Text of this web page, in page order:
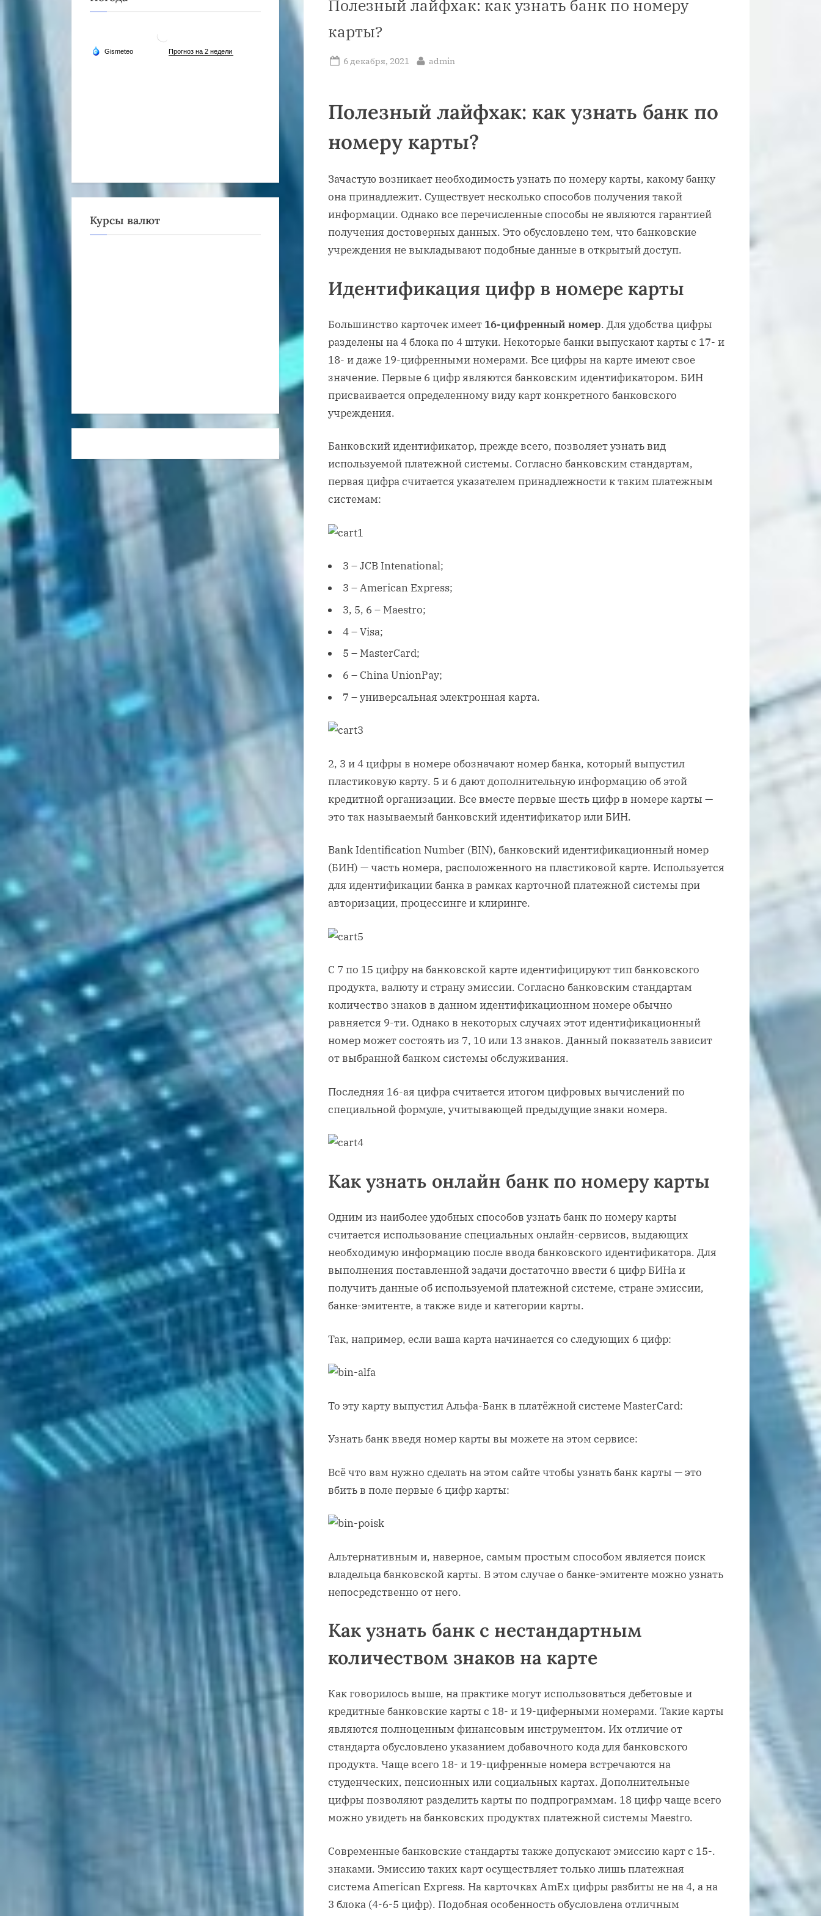
Полезный лайфхак: как узнать банк по номеру
карты?
Posted
6 декабря, 2021 By
admin
Полезный лайфхак: как узнать банк по
номеру карты?
Зачастую возникает необходимость узнать по номеру карты, какому банку
она принадлежит. Существует несколько способов получения такой
информации. Однако все перечисленные способы не являются гарантией
получения достоверных данных. Это обусловлено тем, что банковские
учреждения не выкладывают подобные данные в открытый доступ.
Идентификация цифр в номере карты
Большинство карточек имеет 16-цифренный номер. Для удобства цифры
разделены на 4 блока по 4 штуки. Некоторые банки выпускают карты с 17- и
18- и даже 19-цифренными номерами. Все цифры на карте имеют свое
значение. Первые 6 цифр являются банковским идентификатором. БИН
присваивается определенному виду карт конкретного банковского
учреждения.
Банковский идентификатор, прежде всего, позволяет узнать вид
используемой платежной системы. Согласно банковским стандартам,
первая цифра считается указателем принадлежности к таким платежным
системам:
3 – JCB Intenational;
3 – American Express;
3, 5, 6 – Maestro;
4 – Visa;
5 – MasterCard;
6 – China UnionPay;
7 – универсальная электронная карта.
2, 3 и 4 цифры в номере обозначают номер банка, который выпустил
пластиковую карту. 5 и 6 дают дополнительную информацию об этой
кредитной организации. Все вместе первые шесть цифр в номере карты —
это так называемый банковский идентификатор или БИН.
Bank Identification Number (BIN), банковский идентификационный номер
(БИН) — часть номера, расположенного на пластиковой карте. Используется
для идентификации банка в рамках карточной платежной системы при
авторизации, процессинге и клиринге.
С 7 по 15 цифру на банковской карте идентифицируют тип банковского
продукта, валюту и страну эмиссии. Согласно банковским стандартам
количество знаков в данном идентификационном номере обычно
равняется 9-ти. Однако в некоторых случаях этот идентификационный
номер может состоять из 7, 10 или 13 знаков. Данный показатель зависит
от выбранной банком системы обслуживания.
Последняя 16-ая цифра считается итогом цифровых вычислений по
специальной формуле, учитывающей предыдущие знаки номера.
Как узнать онлайн банк по номеру карты
Одним из наиболее удобных способов узнать банк по номеру карты
считается использование специальных онлайн-сервисов, выдающих
необходимую информацию после ввода банковского идентификатора. Для
выполнения поставленной задачи достаточно ввести 6 цифр БИНа и
получить данные об используемой платежной системе, стране эмиссии,
банке-эмитенте, а также виде и категории карты.
Так, например, если ваша карта начинается со следующих 6 цифр:
То эту карту выпустил Альфа-Банк в платёжной системе MasterCard:
Узнать банк введя номер карты вы можете на этом сервисе:
Всё что вам нужно сделать на этом сайте чтобы узнать банк карты — это
вбить в поле первые 6 цифр карты:
Альтернативным и, наверное, самым простым способом является поиск
владельца банковской карты. В этом случае о банке-эмитенте можно узнать
непосредственно от него.
Как узнать банк с нестандартным
количеством знаков на карте
Как говорилось выше, на практике могут использоваться дебетовые и
кредитные банковские карты с 18- и 19-циферными номерами. Такие карты
являются полноценным финансовым инструментом. Их отличие от
стандарта обусловлено указанием добавочного кода для банковского
продукта. Чаще всего 18- и 19-цифренные номера встречаются на
студенческих, пенсионных или социальных картах. Дополнительные
цифры позволяют разделить карты по подпрограммам. 18 цифр чаще всего
можно увидеть на банковских продуктах платежной системы Maestro.
Современные банковские стандарты также допускают эмиссию карт с 15-.
знаками. Эмиссию таких карт осуществляет только лишь платежная
система American Express. На карточках AmEx цифры разбиты не на 4, а на
3 блока (4-6-5 цифр). Подобная особенность обусловлена отличным
Курсы валют